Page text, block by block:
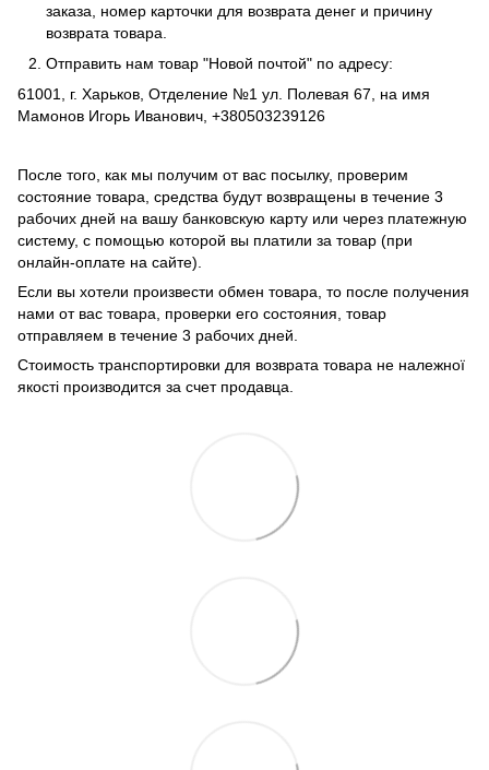
заказа, номер карточки для возврата денег и причину
возврата товара.
Отправить нам товар "Новой почтой" по адресу:
61001, г. Харьков, Отделение №1 ул. Полевая 67, на имя
Мамонов Игорь Иванович, +380503239126
После того, как мы получим от вас посылку, проверим
состояние товара, средства будут возвращены в течение 3
рабочих дней на вашу банковскую карту или через платежную
систему, с помощью которой вы платили за товар (при
онлайн-оплате на сайте).
Если вы хотели произвести обмен товара, то после получения
нами от вас товара, проверки его состояния, товар
отправляем в течение 3 рабочих дней.
Стоимость транспортировки для возврата товара не належної
якості производится за счет продавца.